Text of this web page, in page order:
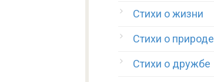
Стихи о жизни
Стихи о природе
Стихи о дружбе